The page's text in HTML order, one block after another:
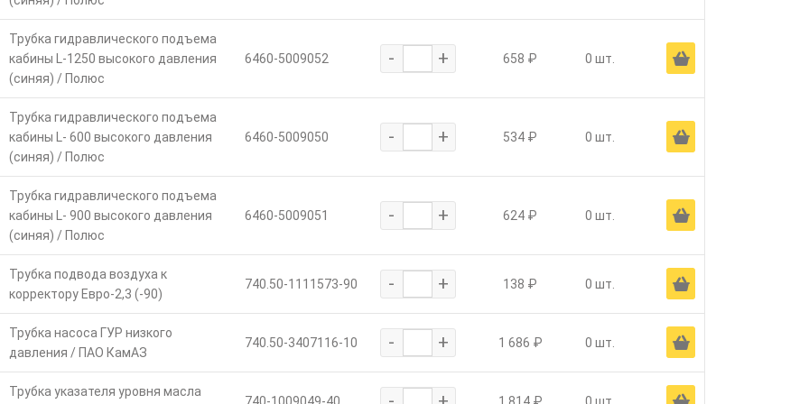
Трубка гидравлического подъема
кабины L-1250 высокого давления
(синяя) / Полюс
6460-5009052 - + 658 ₽ 0 шт. Ä
Трубка гидравлического подъема
кабины L- 600 высокого давления
(синяя) / Полюс
6460-5009050 - + 534 ₽ 0 шт. Ä
Трубка гидравлического подъема
кабины L- 900 высокого давления
(синяя) / Полюс
6460-5009051 - + 624 ₽ 0 шт. Ä
Трубка подвода воздуха к
корректору Евро-2,3 (-90)
740.50-1111573-90 - + 138 ₽ 0 шт. Ä
Трубка насоса ГУР низкого
давления / ПАО КамАЗ
740.50-3407116-10 - + 1 686 ₽ 0 шт. Ä
Трубка указателя уровня масла